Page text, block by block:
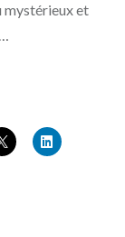
mystérieux et